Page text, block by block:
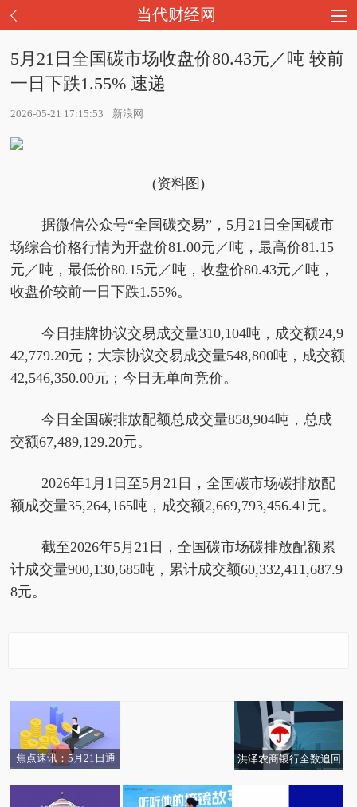
当代财经网
5月21日全国碳市场收盘价80.43元／吨 较前
一日下跌1.55% 速递
2026-05-21 17:15:53 新浪网
(资料图)
据微信公众号“全国碳交易”，5月21日全国碳市
场综合价格行情为开盘价81.00元／吨，最高价81.15
元／吨，最低价80.15元／吨，收盘价80.43元／吨，
收盘价较前一日下跌1.55%。
今日挂牌协议交易成交量310,104吨，成交额24,9
42,779.20元；大宗协议交易成交量548,800吨，成交额
42,546,350.00元；今日无单向竞价。
今日全国碳排放配额总成交量858,904吨，总成
交额67,489,129.20元。
2026年1月1日至5月21日，全国碳市场碳排放配
额成交量35,264,165吨，成交额2,669,793,456.41元。
截至2026年5月21日，全国碳市场碳排放配额累
计成交量900,130,685吨，累计成交额60,332,411,687.9
8元。
一日下跌1.55% 速递
季实际搬入面积较少、
交付量逊预期
焦点速讯：5月21日通
达5%
洪泽农商银行全数追回